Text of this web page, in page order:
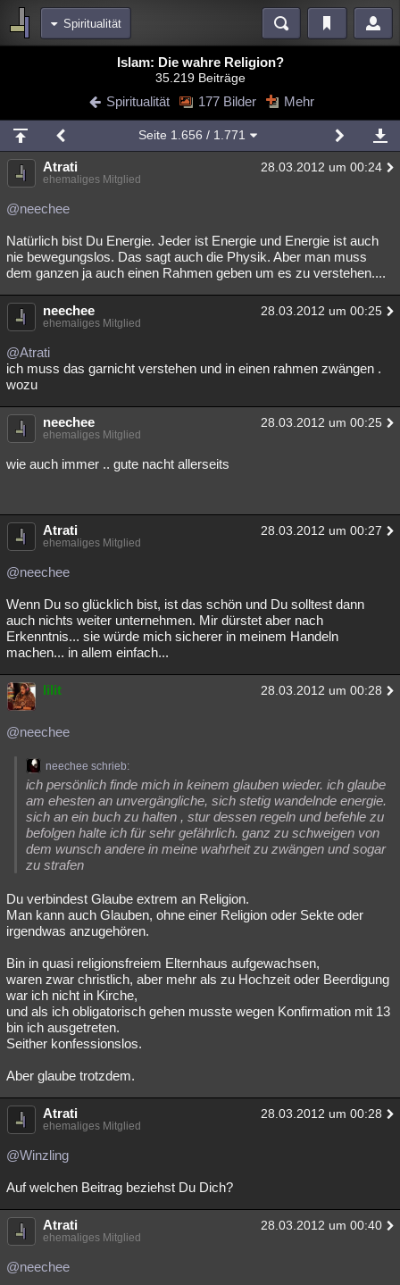
Spiritualität
Diskussionen Blogs Videos
Chat Wiki Neuigkeiten
meine Rubriken
Menschen Mystery Kriminalfälle
Spiritualität
Natur Umfragen Unterhaltung
weitere Rubriken
Philosophie Träume Orte Esoterik Literatur
Astronomie Helpdesk
Musik Clash Verbesserungen Allmystery English
Übersichten
Besucht Teilgenommen Geschlossen
Islam: Die wahre Religion?
35.219 Beiträge
Spiritualität 177 Bilder Mehr
Seite 1.656 / 1.771
Atrati 28.03.2012 um 00:24
ehemaliges Mitglied
@neechee
Natürlich bist Du Energie. Jeder ist Energie und Energie ist auch
nie bewegungslos. Das sagt auch die Physik. Aber man muss
dem ganzen ja auch einen Rahmen geben um es zu verstehen....
neechee 28.03.2012 um 00:25
ehemaliges Mitglied
@Atrati
ich muss das garnicht verstehen und in einen rahmen zwängen .
wozu
neechee 28.03.2012 um 00:25
ehemaliges Mitglied
wie auch immer .. gute nacht allerseits
Atrati 28.03.2012 um 00:27
ehemaliges Mitglied
@neechee
Wenn Du so glücklich bist, ist das schön und Du solltest dann
auch nichts weiter unternehmen. Mir dürstet aber nach
Erkenntnis... sie würde mich sicherer in meinem Handeln
machen... in allem einfach...
lilit 28.03.2012 um 00:28
@neechee
neechee schrieb:
ich persönlich finde mich in keinem glauben wieder. ich glaube
am ehesten an unvergängliche, sich stetig wandelnde energie.
sich an ein buch zu halten , stur dessen regeln und befehle zu
befolgen halte ich für sehr gefährlich. ganz zu schweigen von
dem wunsch andere in meine wahrheit zu zwängen und sogar
zu strafen
Du verbindest Glaube extrem an Religion.
Man kann auch Glauben, ohne einer Religion oder Sekte oder
irgendwas anzugehören.
Bin in quasi religionsfreiem Elternhaus aufgewachsen,
waren zwar christlich, aber mehr als zu Hochzeit oder Beerdigung
war ich nicht in Kirche,
und als ich obligatorisch gehen musste wegen Konfirmation mit 13
bin ich ausgetreten.
Seither konfessionslos.
Aber glaube trotzdem.
Atrati 28.03.2012 um 00:28
ehemaliges Mitglied
@Winzling
Auf welchen Beitrag beziehst Du Dich?
Atrati 28.03.2012 um 00:40
ehemaliges Mitglied
@neechee